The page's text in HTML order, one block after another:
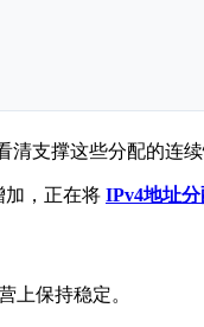
支撑这些分配的连续
加，正在将 IPv4地址分
上保持稳定。